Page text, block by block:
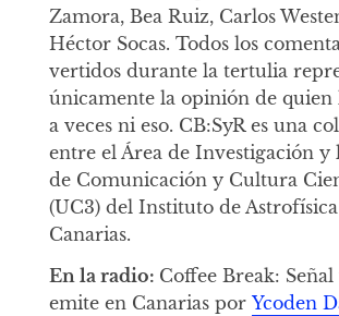
Zamora, Bea Ruiz, Carlos
Héctor Socas. Todos los
vertidos durante la tertulia
únicamente la opinión de quien
a veces ni eso. CB:SyR es una
entre el Área de Investigación y
de Comunicación y Cultura
(UC3) del Instituto de
Canarias.
En la radio: Coffee Break:
emite en Canarias por Ycoden